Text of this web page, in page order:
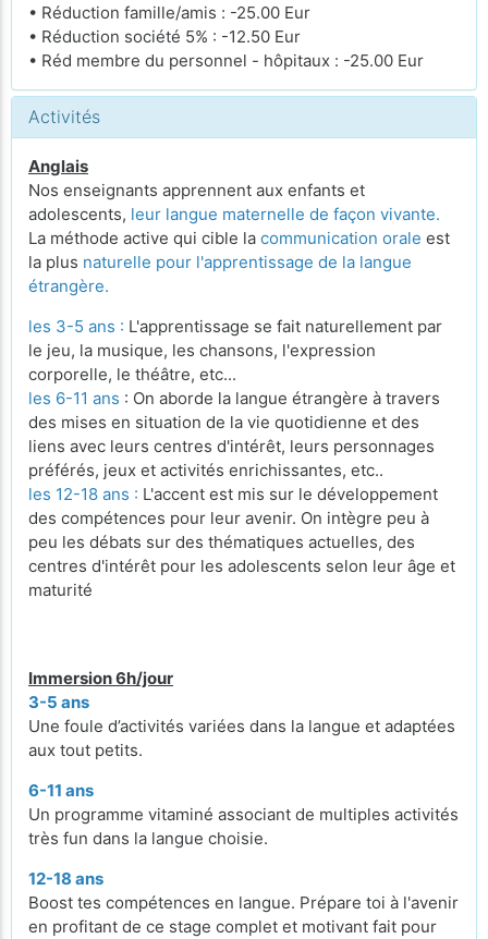
• Réduction famille/amis : -25.00 Eur
• Réduction société 5% : -12.50 Eur
• Réd membre du personnel - hôpitaux : -25.00 Eur
Activités
Anglais
Nos enseignants apprennent aux enfants et
adolescents, leur langue maternelle de façon vivante.
La méthode active qui cible la communication orale est
la plus naturelle pour l'apprentissage de la langue
étrangère.
les 3-5 ans : L'apprentissage se fait naturellement par
le jeu, la musique, les chansons, l'expression
corporelle, le théâtre, etc...
les 6-11 ans : On aborde la langue étrangère à travers
des mises en situation de la vie quotidienne et des
liens avec leurs centres d'intérêt, leurs personnages
préférés, jeux et activités enrichissantes, etc..
les 12-18 ans : L'accent est mis sur le développement
des compétences pour leur avenir. On intègre peu à
peu les débats sur des thématiques actuelles, des
centres d'intérêt pour les adolescents selon leur âge et
maturité
Immersion 6h/jour
3-5 ans
Une foule d’activités variées dans la langue et adaptées
aux tout petits.
6-11 ans
Un programme vitaminé associant de multiples activités
très fun dans la langue choisie.
12-18 ans
Boost tes compétences en langue. Prépare toi à l'avenir
en profitant de ce stage complet et motivant fait pour